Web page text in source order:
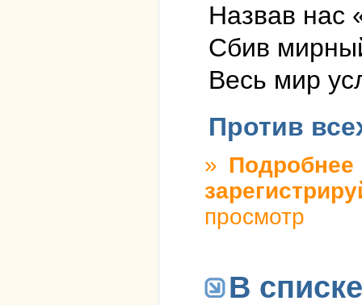
Назвав нас
Сбив
Весь мир
Против
» Подробнее
просмотр
В